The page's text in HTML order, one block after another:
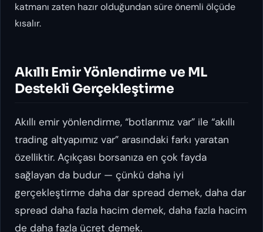
katmanı zaten hazır olduğundan süre önemli ölçüde
kısalır.
Akıllı Emir Yönlendirme ve ML
Destekli Gerçekleştirme
Akıllı emir yönlendirme, “botlarımız var” ile “akıllı
trading altyapımız var” arasındaki farkı yaratan
özelliktir. Açıkçası borsanıza en çok fayda
sağlayan da budur — çünkü daha iyi
gerçekleştirme daha dar spread demek, daha dar
spread daha fazla hacim demek, daha fazla hacim
de daha fazla ücret demek.